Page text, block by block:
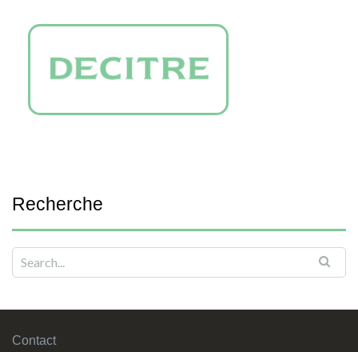
Recherche
Contact